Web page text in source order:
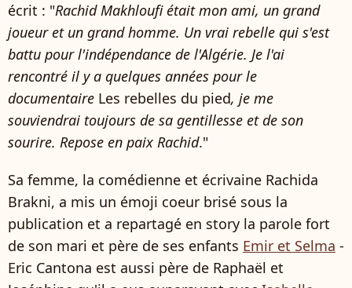
écrit : "Rachid Makhloufi était mon ami, un grand
joueur et un grand homme. Un vrai rebelle qui s'est
battu pour l'indépendance de l'Algérie. Je l'ai
rencontré il y a quelques années pour le
documentaire Les rebelles du pied, je me
souviendrai toujours de sa gentillesse et de son
sourire. Repose en paix Rachid."
Sa femme, la comédienne et écrivaine Rachida
Brakni, a mis un émoji coeur brisé sous la
publication et a repartagé en story la parole fort
de son mari et père de ses enfants Emir et Selma -
Eric Cantona est aussi père de Raphaël et